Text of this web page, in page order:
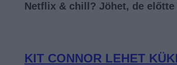
Netflix & chill? Jöhet, de
KIT CONNOR LEHET